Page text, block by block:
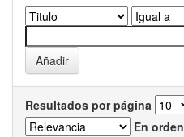
Resultados por página
En orden